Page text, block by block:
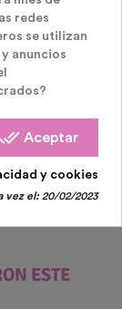
Con
ESTE
redes
se utilizan
anuncios
Aceptar
y cookies
vez el:20/02/2023